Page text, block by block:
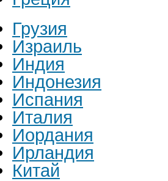
Грузия
Израиль
Индия
Индонезия
Испания
Италия
Иордания
Ирландия
Китай